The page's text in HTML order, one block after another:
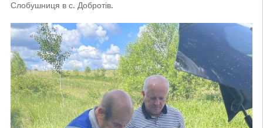
Слобушниця в с. Добротів.